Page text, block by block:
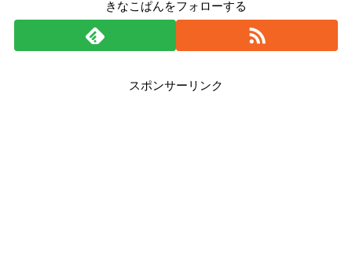
きなこぱんをフォローする
スポンサーリンク